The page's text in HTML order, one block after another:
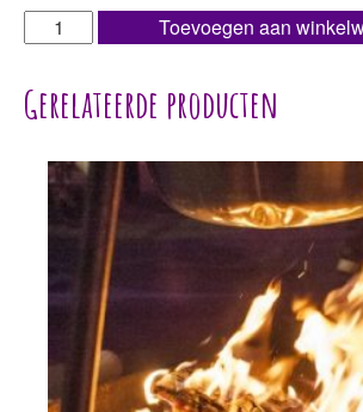
Toverbaltheater-
Lezing
Cornelissen-
DeLaMar
2017
aantal
Toevoegen aan
Gerelateerde producten